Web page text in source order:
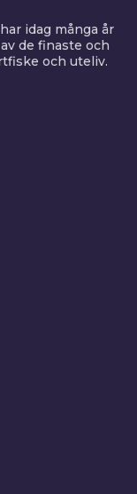
idag många år
de finaste och
och uteliv.